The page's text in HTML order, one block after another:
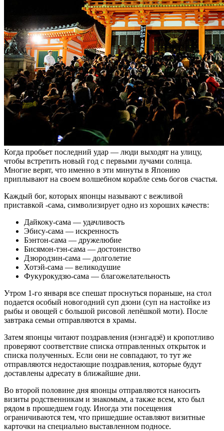
Когда пробьет последний удар — люди выходят на улицу,
чтобы встретить новый год с первыми лучами солнца.
Многие верят, что именно в эти минуты в Японию
приплывают на своем волшебном корабле семь богов счастья.
Каждый бог, которых японцы называют с вежливой
приставкой -сама, символизирует одно из хороших качеств:
Дайкоку-сама — удачливость
Эбису-сама — искренность
Бэнтон-сама — дружелюбие
Бисямон-тэн-сама — достоинство
Дзюродзин-сама — долголетие
Хотэй-сама — великодушие
Фукурокудзю-сама — благожелательность
Утром 1-го января все спешат проснуться пораньше, на стол
подается особый новогодний суп дзони (суп на настойке из
рыбы и овощей с большой рисовой лепёшкой моти). После
завтрака семьи отправляются в храмы.
Затем японцы читают поздравления (нэнгадзё) и кропотливо
проверяют соответствие списка отправленных открыток и
списка полученных. Если они не совпадают, то тут же
отправляются недостающие поздравления, которые будут
доставлены адресату в ближайшие дни.
Во второй половине дня японцы отправляются наносить
визиты родственникам и знакомым, а также всем, кто был
рядом в прошедшем году. Иногда эти посещения
ограничиваются тем, что пришедшие оставляют визитные
карточки на специально выставленном подносе.